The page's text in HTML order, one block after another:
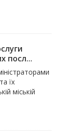
посл...
їх
міській